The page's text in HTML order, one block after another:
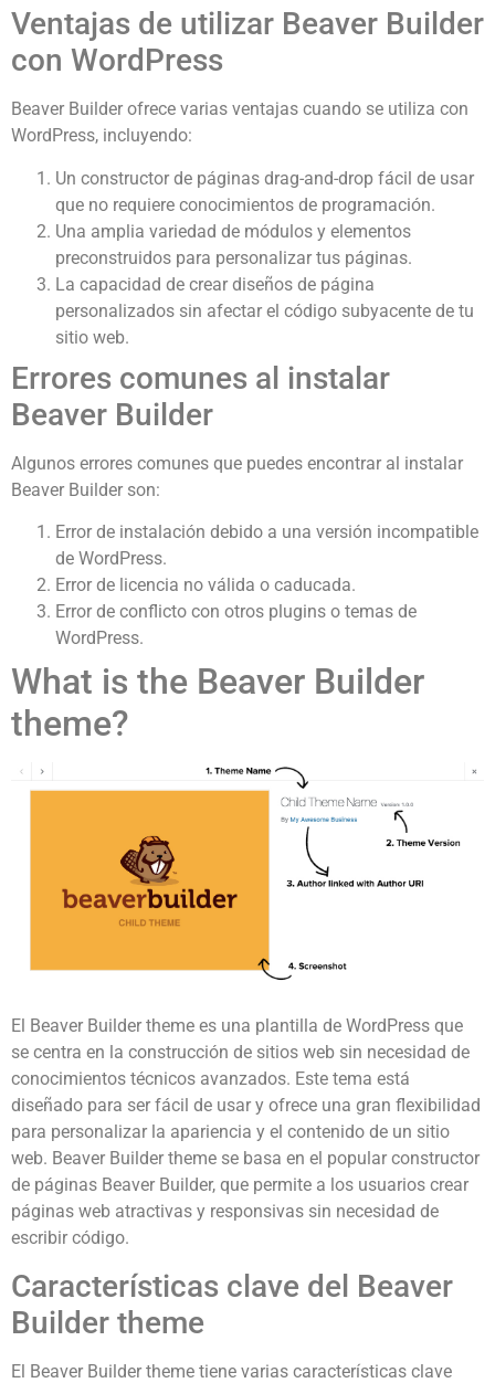
Ventajas de utilizar Beaver Builder
con WordPress
Beaver Builder ofrece varias ventajas cuando se utiliza con
WordPress, incluyendo:
Un constructor de páginas drag-and-drop fácil de usar
que no requiere conocimientos de programación.
Una amplia variedad de módulos y elementos
preconstruidos para personalizar tus páginas.
La capacidad de crear diseños de página
personalizados sin afectar el código subyacente de tu
sitio web.
Errores comunes al instalar
Beaver Builder
Algunos errores comunes que puedes encontrar al instalar
Beaver Builder son:
Error de instalación debido a una versión incompatible
de WordPress.
Error de licencia no válida o caducada.
Error de conflicto con otros plugins o temas de
WordPress.
What is the Beaver Builder
theme?
El Beaver Builder theme es una plantilla de WordPress que
se centra en la construcción de sitios web sin necesidad de
conocimientos técnicos avanzados. Este tema está
diseñado para ser fácil de usar y ofrece una gran flexibilidad
para personalizar la apariencia y el contenido de un sitio
web. Beaver Builder theme se basa en el popular constructor
de páginas Beaver Builder, que permite a los usuarios crear
páginas web atractivas y responsivas sin necesidad de
escribir código.
Características clave del Beaver
Builder theme
El Beaver Builder theme tiene varias características clave